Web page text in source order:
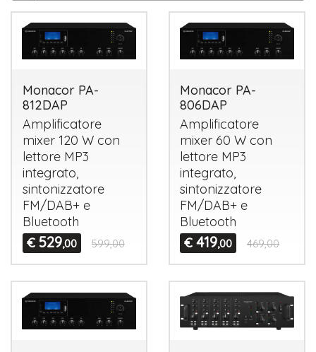
Monacor PA-
812DAP
Amplificatore
mixer 120 W con
lettore MP3
integrato,
sintonizzatore
FM/DAB+ e
Bluetooth
€ 529,00 599,00
Monacor PA-
806DAP
Amplificatore
mixer 60 W con
lettore MP3
integrato,
sintonizzatore
FM/DAB+ e
Bluetooth
€ 419,00 469,00